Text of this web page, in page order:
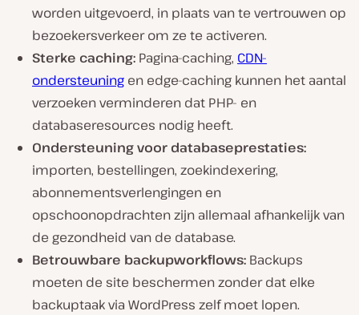
worden uitgevoerd, in plaats van te vertrouwen op
bezoekersverkeer om ze te activeren.
Sterke caching: Pagina-caching, CDN-
ondersteuning en edge-caching kunnen het aantal
verzoeken verminderen dat PHP- en
databaseresources nodig heeft.
Ondersteuning voor databaseprestaties:
importen, bestellingen, zoekindexering,
abonnementsverlengingen en
opschoonopdrachten zijn allemaal afhankelijk van
de gezondheid van de database.
Betrouwbare backupworkflows: Backups
moeten de site beschermen zonder dat elke
backuptaak via WordPress zelf moet lopen.